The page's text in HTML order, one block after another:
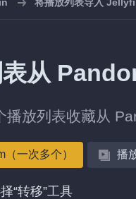
从
放列表收藏从
（一次多个） 播
“转移”工具